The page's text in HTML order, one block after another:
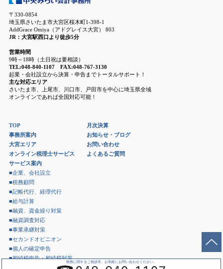
税務に関するご相談等、お気軽にお問い合わせください。
〒330-0854
埼玉県さいたま市大宮区桜木町1-398-1
AddGrace Omiya（アドグレイス大宮） 803
JR：大宮駅西口より徒歩5分
営業時間
9時～18時（土日祝は要相談）
TEL:048-840-1107 FAX:048-767-3130
起業・会社設立から決算・申告までトータルサポート！
主な対応エリア
さいたま市、上尾市、川口市、戸田市を中心に埼玉県全域
オンラインであれば全国対応可能！
TOP
事務所案内
大宮エリア
オンライン税理士サービス
サービス案内
■企業、会社設立
■税務顧問
■記帳代行、経理代行
■給与計算
■融資、資金繰り対策
■融資調査対応
■事業承継対策
■セカンドオピニオン
■個人の確定申告
■相続税申告・相続税対策
月次決算
お知らせ・ブログ
お問い合わせ
よくあるご質問